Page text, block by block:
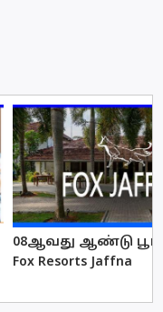
08ஆவது ஆண்டு
Fox Resorts Jaffna